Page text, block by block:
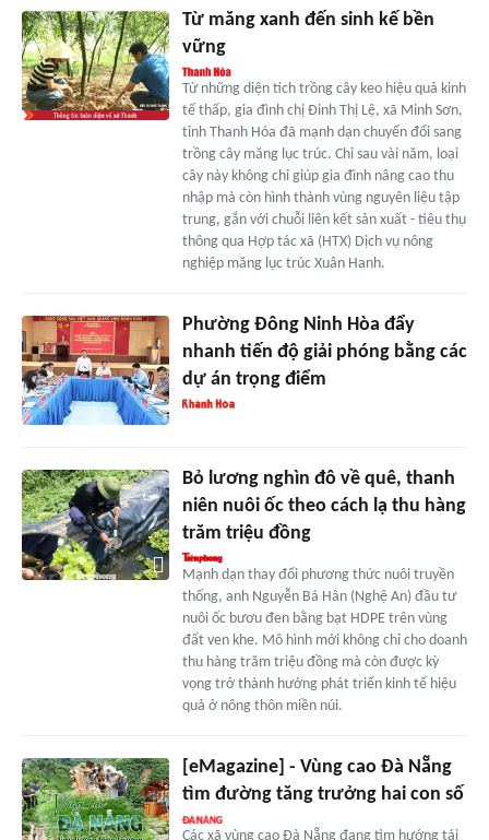
Từ măng xanh đến sinh kế bền
vững
Từ những diện tích trồng cây keo hiệu quả kinh
tế thấp, gia đình chị Đinh Thị Lệ, xã Minh Sơn,
tỉnh Thanh Hóa đã mạnh dạn chuyển đổi sang
trồng cây măng lục trúc. Chỉ sau vài năm, loại
cây này không chỉ giúp gia đình nâng cao thu
nhập mà còn hình thành vùng nguyên liệu tập
trung, gắn với chuỗi liên kết sản xuất - tiêu thụ
thông qua Hợp tác xã (HTX) Dịch vụ nông
nghiệp măng lục trúc Xuân Hanh.
Phường Đông Ninh Hòa đẩy
nhanh tiến độ giải phóng bằng các
dự án trọng điểm
Bỏ lương nghìn đô về quê, thanh
niên nuôi ốc theo cách lạ thu hàng
trăm triệu đồng
Mạnh dạn thay đổi phương thức nuôi truyền
thống, anh Nguyễn Bá Hân (Nghệ An) đầu tư
nuôi ốc bươu đen bằng bạt HDPE trên vùng
đất ven khe. Mô hình mới không chỉ cho doanh
thu hàng trăm triệu đồng mà còn được kỳ
vọng trở thành hướng phát triển kinh tế hiệu
quả ở nông thôn miền núi.
[eMagazine] - Vùng cao Đà Nẵng
tìm đường tăng trưởng hai con số
Các xã vùng cao Đà Nẵng đang tìm hướng tái